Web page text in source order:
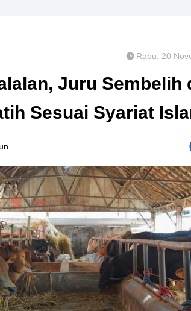
Rabu, 20
Juru Sembelih
Sesuai Syariat